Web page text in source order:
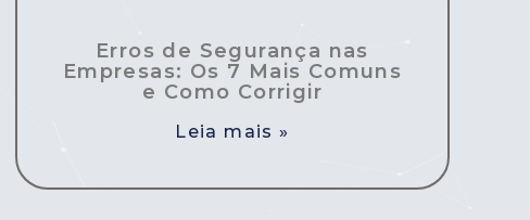
Erros de Segurança nas
Empresas: Os 7 Mais Comuns
e Como Corrigir
Leia mais »